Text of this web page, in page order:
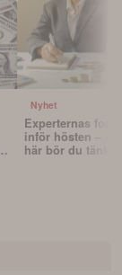
Nyhet
Experternas
inför hösten –
här bör du tänka